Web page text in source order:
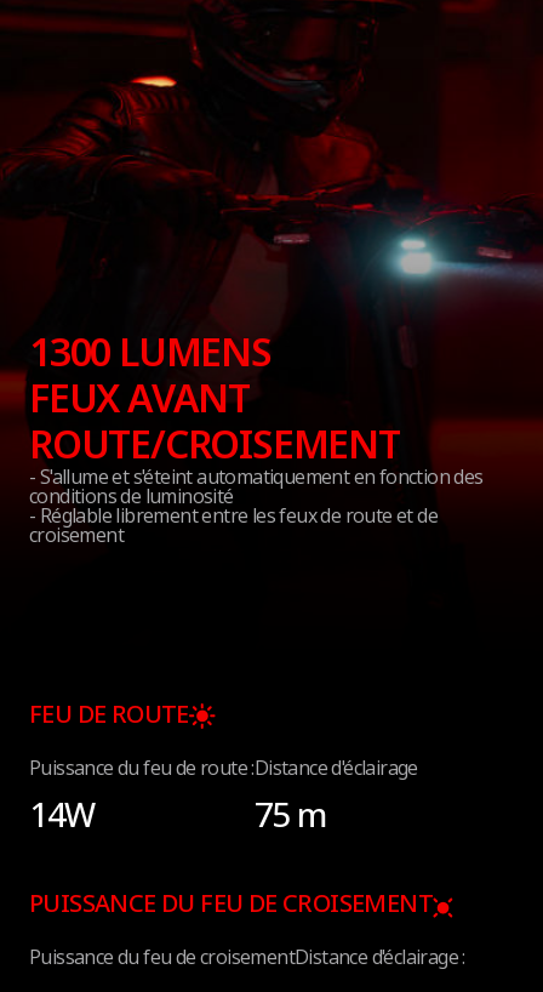
1300 LUMENS
FEUX AVANT
ROUTE/CROISEMENT
- S'allume et s'éteint automatiquement en fonction des
conditions de luminosité
- Réglable librement entre les feux de route et de
croisement
FEU DE ROUTE
Puissance du feu de route :
14W
Distance d'éclairage
75 m
PUISSANCE DU FEU DE CROISEMENT
Puissance du feu de croisementDistance d'éclairage :